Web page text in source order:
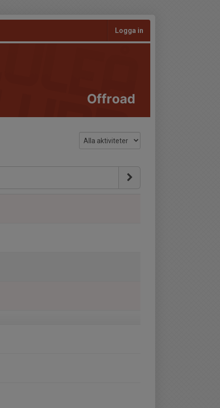
Logga in
Offroad